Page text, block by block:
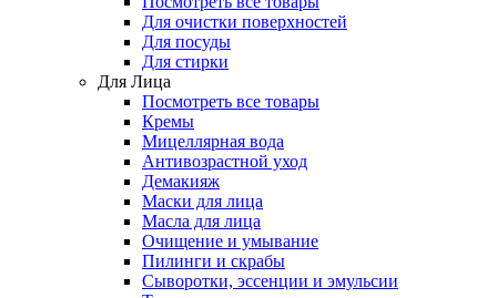
Для очистки поверхностей
Для посуды
Для стирки
Для Лица
Посмотреть все товары
Кремы
Мицеллярная вода
Антивозрастной уход
Демакияж
Маски для лица
Масла для лица
Очищение и умывание
Пилинги и скрабы
Сыворотки, эссенции и эмульсии